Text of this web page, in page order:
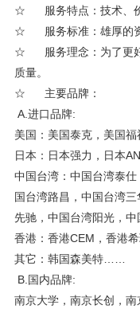
☆ 服务特点：技术、价
☆ 服务标准：雄厚的资
☆ 服务理念：为了更好
质量。
☆ 主要品牌：
A.进口品牌:
美国：美国泰克，美国
日本：日本强力，日本
中国台湾：中国台湾泰
国台湾路昌，中国台湾
先驰，中国台湾阳光，
香港：香港CEM，香港
其它：韩国森美特……
B.国内品牌:
南京大学，南京长创，